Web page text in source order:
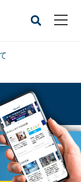
限定で無償提供